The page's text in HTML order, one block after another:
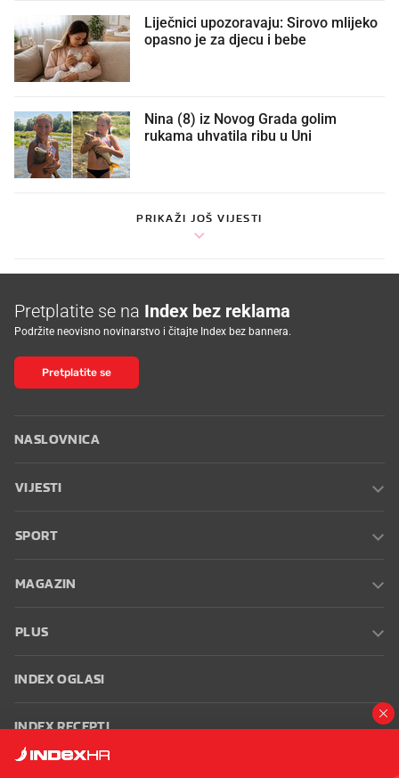
Liječnici upozoravaju: Sirovo mlijeko
opasno je za djecu i bebe
Nina (8) iz Novog Grada golim
rukama uhvatila ribu u Uni
PRIKAŽI JOŠ VIJESTI
Pretplatite se na Index bez reklama
Podržite neovisno novinarstvo i čitajte Index bez bannera.
Pretplatite se
NASLOVNICA
VIJESTI
SPORT
MAGAZIN
PLUS
INDEX OGLASI
INDEX RECEPTI